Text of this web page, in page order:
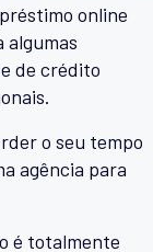
online
algumas
de crédito
o seu tempo
agência para
é totalmente